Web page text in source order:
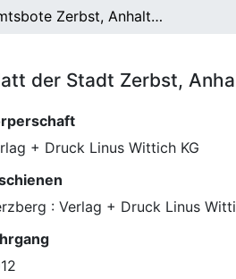
Amtsbote Zerbst, Anhalt ; Nr. 5 : Amtsblatt der Stadt Zerbst, Anhalt und ihrer Ortsteile
der Stadt Zerbst,
+ Druck Linus Wittich KG
: Verlag + Druck Linus